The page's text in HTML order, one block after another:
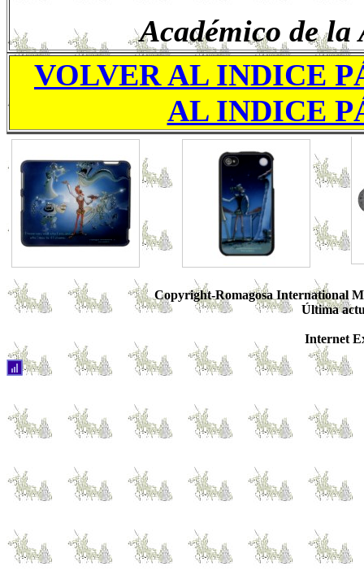
Académico de
VOLVER AL INDICE
AL INDICE
Copyright-Romagosa International
Última
Internet